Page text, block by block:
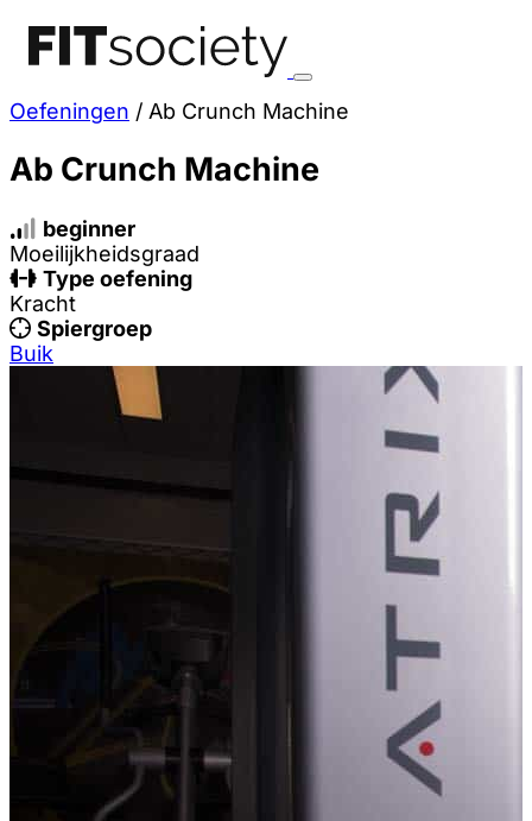
Oefeningen / Ab Crunch Machine
Ab Crunch Machine
beginner
Moeilijkheidsgraad
Type oefening
Kracht
Spiergroep
Buik